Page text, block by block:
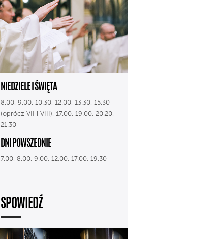
NIEDZIELE I ŚWIĘTA
8.00, 9.00, 10.30, 12.00, 13.30, 15.30
(oprócz VII i VIII), 17.00, 19.00, 20.20,
21.30
DNI POWSZEDNIE
7.00, 8.00, 9.00, 12.00, 17.00, 19.30
SPOWIEDŹ